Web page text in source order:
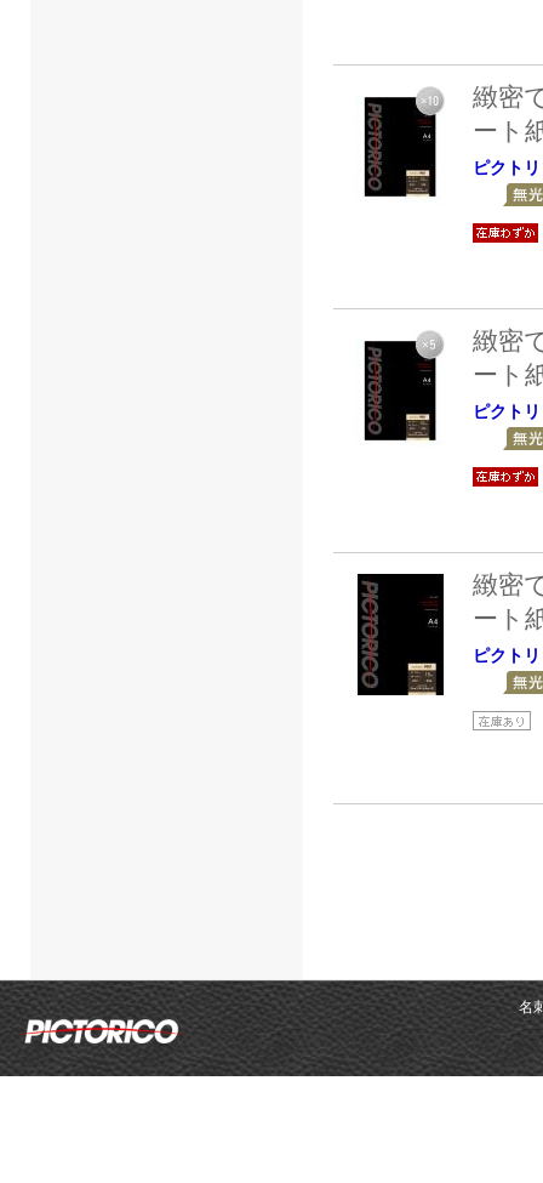
緻密
ート
ピクト
緻密
ート
ピクト
緻密
ート
ピクト
名